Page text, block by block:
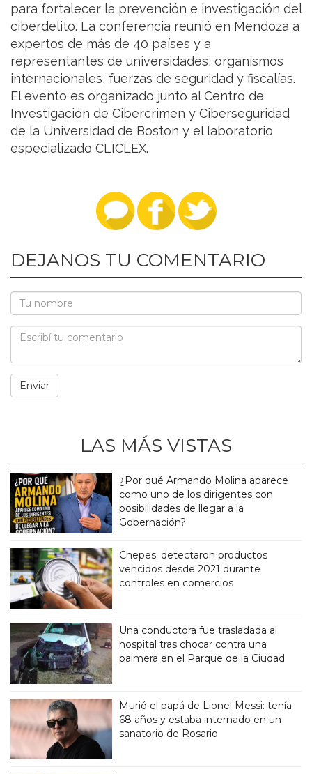
para fortalecer la prevención e investigación del
ciberdelito. La conferencia reunió en Mendoza a
expertos de más de 40 países y a
representantes de universidades, organismos
internacionales, fuerzas de seguridad y fiscalías.
El evento es organizado junto al Centro de
Investigación de Cibercrimen y Ciberseguridad
de la Universidad de Boston y el laboratorio
especializado CLICLEX.
DEJANOS TU COMENTARIO
LAS MÁS VISTAS
¿Por qué Armando Molina aparece
como uno de los dirigentes con
posibilidades de llegar a la
Gobernación?
Chepes: detectaron productos
vencidos desde 2021 durante
controles en comercios
Una conductora fue trasladada al
hospital tras chocar contra una
palmera en el Parque de la Ciudad
Murió el papá de Lionel Messi: tenía
68 años y estaba internado en un
sanatorio de Rosario